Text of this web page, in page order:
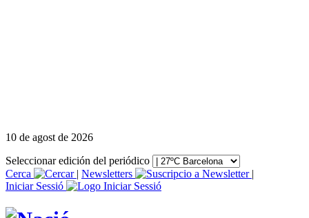
10 de agost de 2026
Seleccionar edición del periódico
Cerca
| Newsletters
|
Iniciar Sessió